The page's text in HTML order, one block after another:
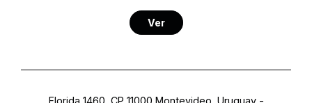
Ver
Florida 1460, CP 11000 Montevideo, Uruguay-